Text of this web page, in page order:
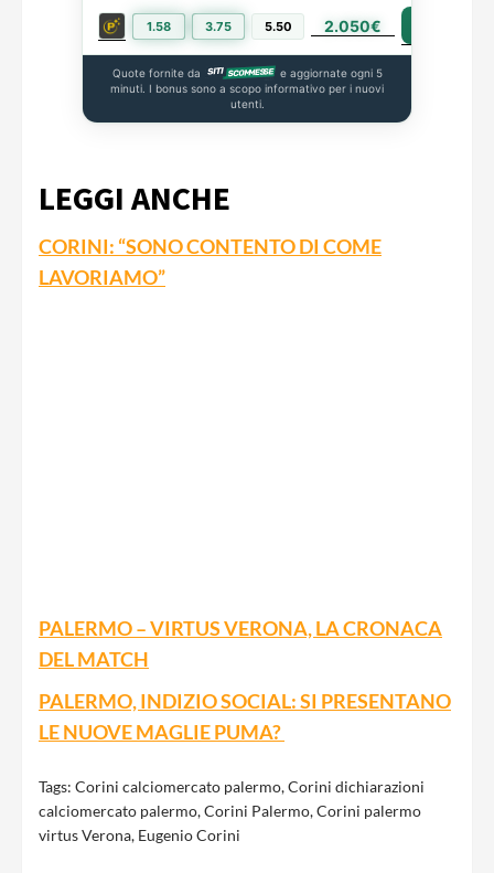
1.58 3.75 5.50 2.050€
Quote fornite da
e aggiornate ogni 5
minuti. I bonus sono a scopo informativo per i nuovi
utenti.
LEGGI ANCHE
CORINI: “SONO CONTENTO DI COME
LAVORIAMO”
PALERMO – VIRTUS VERONA, LA CRONACA
DEL MATCH
PALERMO, INDIZIO SOCIAL: SI PRESENTANO
LE NUOVE MAGLIE PUMA?
Tags: Corini calciomercato palermo,Corini dichiarazioni
calciomercato palermo,Corini Palermo,Corini palermo
virtus Verona, Eugenio Corini